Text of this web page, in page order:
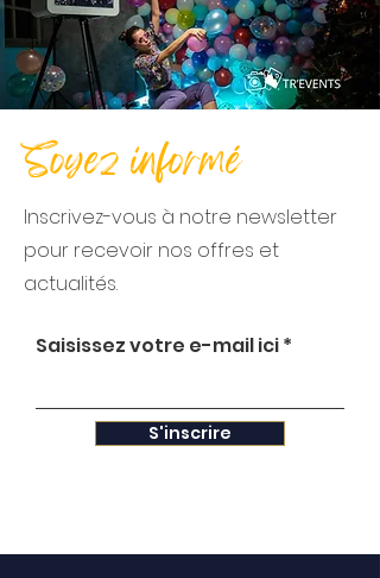
Soyez informé
Inscrivez-vous à notre newsletter
pour recevoir nos offres et
actualités.
Saisissez votre e-mail ici
S'inscrire